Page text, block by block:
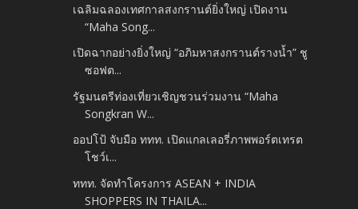
เฉลิมฉลองเทศกาลสงกรานต์ยิ่งใหญ่ เปิดงาน
“Maha Song...
เปิดฉากอย่างยิ่งใหญ่ “อภิมหาสงกรานต์รางน้ำ” ชู
ซอฟต...
รัฐมนตรีท่องเที่ยวเชิญชวนร่วมงาน “Maha
Songkran W...
ออปโป้ จับมือ ททท. เปิดแกลเลอรี่ภาพพอร์ตเทรต
โชว์เ...
ททท. จัดทำโครงการ ASEAN + INDIA
SHOPPERS IN THAILA...